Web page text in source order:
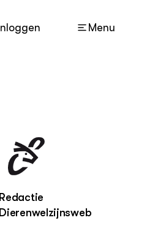
Inloggen Menu
Redactie
Dierenwelzijnsweb